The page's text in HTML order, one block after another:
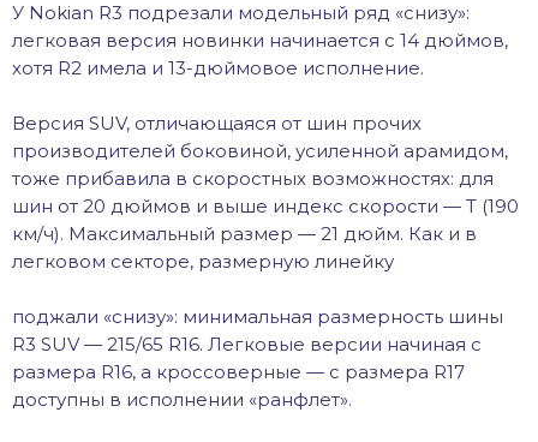
У Nokian R3 подрезали модельный ряд «снизу»:
легковая версия новинки начинается с 14 дюймов,
хотя R2 имела и 13-дюймовое исполнение.
Версия SUV, отличающаяся от шин прочих
производителей боковиной, усиленной арамидом,
тоже прибавила в скоростных возможностях: для
шин от 20 дюймов и выше индекс скорости — Т (190
км/ч). Максимальный размер — 21 дюйм. Как и в
легковом секторе, размерную линейку
поджали «снизу»: минимальная размерность шины
R3 SUV — 215/65 R16. Легковые версии начиная с
размера R16, а кроссоверные — с размера R17
доступны в исполнении «ранфлет».